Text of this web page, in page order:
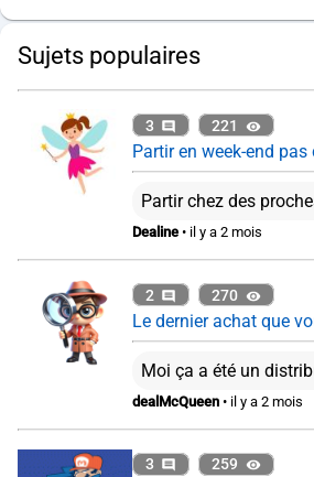
Sujets populaires
3 221
Dealine • il y a 2 mois
2 270
dealMcQueen • il y a 2 mois
3 259